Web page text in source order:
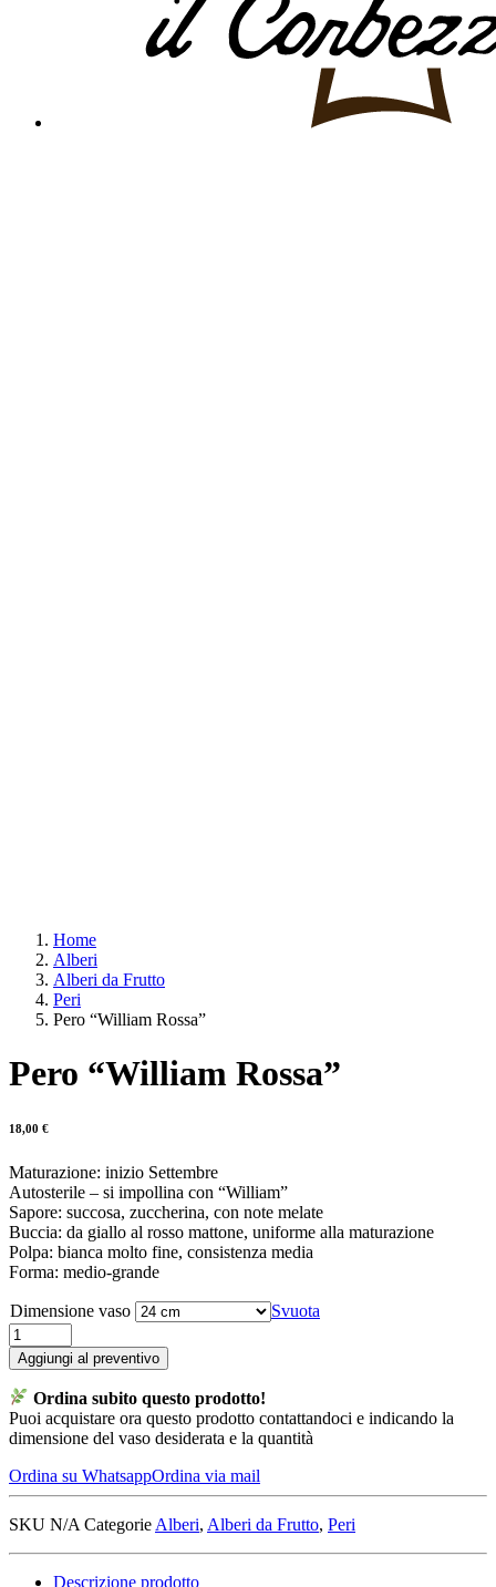
Home
Alberi
Alberi da Frutto
Peri
Pero “William Rossa”
Pero “William Rossa”
18,00 €
Maturazione: inizio Settembre
Autosterile – si impollina con “William”
Sapore: succosa, zuccherina, con note melate
Buccia: da giallo al rosso mattone, uniforme alla maturazione
Polpa: bianca molto fine, consistenza media
Forma: medio-grande
Dimensione vaso
Svuota
Pero
"William
Rossa"
quantità
Aggiungi al preventivo
Ordina subito questo prodotto!
Puoi acquistare ora questo prodotto contattandoci e indicando la
dimensione del vaso desiderata e la quantità
Ordina su WhatsappOrdina via mail
SKU N/A Categorie Alberi, Alberi da Frutto, Peri
Descrizione prodotto